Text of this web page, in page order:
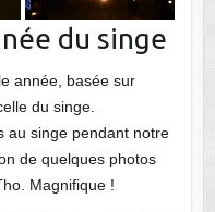
du singe
année, basée sur
du singe.
au singe pendant notre
de quelques photos
Magnifique !